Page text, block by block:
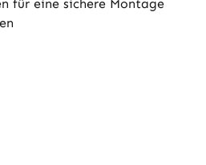
für eine sichere Montage